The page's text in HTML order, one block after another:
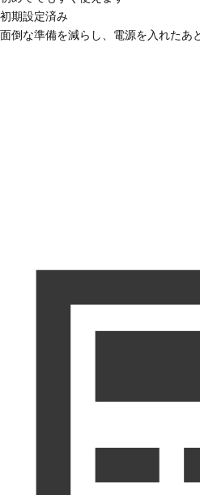
初期設定済み
面倒な準備を減らし、電源を入れたあ